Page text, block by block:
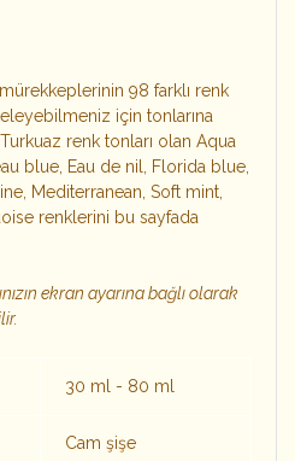
98 farklı renk
için tonlarına
renk tonları olan Aqua
blue, Eau de nil, Florida blue,
Mediterranean, Soft mint,
renklerini bu sayfada
ekran ayarına bağlı olarak
30 ml - 80 ml
Cam şişe